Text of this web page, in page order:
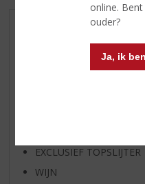
online.
ouder?
Ja, ik
WIJN VAN DE MAAND
WHISKY VAN DE
EXCLUSIEF TOPSLIJTER
WIJN